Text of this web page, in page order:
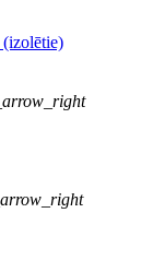
(izolētie)